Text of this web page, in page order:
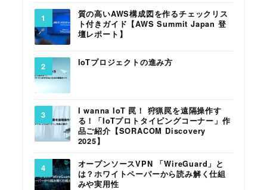
質の高いAWS構成図を作るチェックリス
ト付きガイド【AWS Summit Japan 登
壇レポート】
IoTプロジェクトの進み方
I wanna IoT 罠！ 狩猟罠を遠隔操作す
る！「IoTプロトタイピングコーナー」作
品ご紹介【SORACOM Discovery
2025】
オープンソースVPN 「WireGuard」と
は？ホワイトペーパーから読み解く仕組
みや実用性